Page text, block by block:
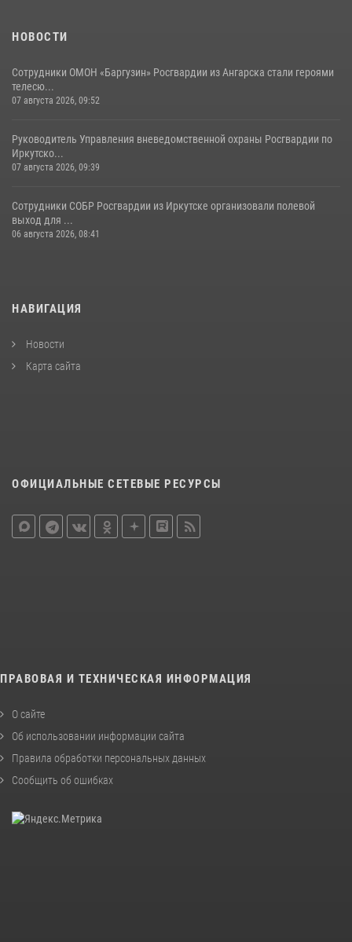
НОВОСТИ
Сотрудники ОМОН «Баргузин» Росгвардии из Ангарска стали героями
телесю...
07 августа 2026, 09:52
Руководитель Управления вневедомственной охраны Росгвардии по
Иркутско...
07 августа 2026, 09:39
Сотрудники СОБР Росгвардии из Иркутске организовали полевой
выход для ...
06 августа 2026, 08:41
НАВИГАЦИЯ
Новости
Карта сайта
ОФИЦИАЛЬНЫЕ СЕТЕВЫЕ РЕСУРСЫ
ПРАВОВАЯ И ТЕХНИЧЕСКАЯ ИНФОРМАЦИЯ
О сайте
Об использовании информации сайта
Правила обработки персональных данных
Сообщить об ошибках